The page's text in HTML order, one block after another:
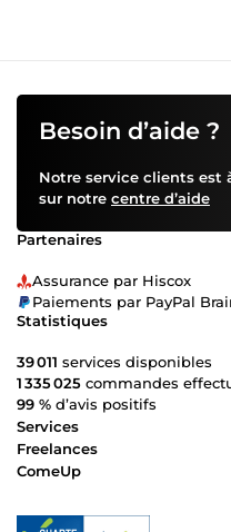
Besoin d’aide ?
Notre service clients est
sur notre centre d’aide
Partenaires
Assurance par Hiscox
Paiements par PayPal
Statistiques
39 011 services disponibles
1 335 025 commandes
99 % d’avis positifs
Services
Freelances
ComeUp